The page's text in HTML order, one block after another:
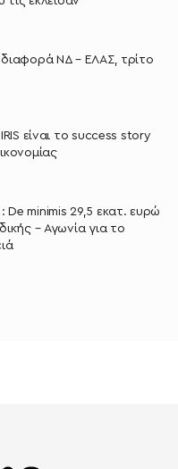
ΝΔ – ΕΛΑΣ, τρίτο
είναι το success story
minimis 29,5 εκατ. ευρώ
– Αγωνία για το